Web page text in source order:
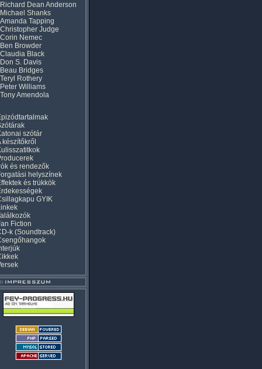
Richard Dean Anderson
Michael Shanks
Amanda Tapping
Christopher Judge
Corin Nemec
Ben Browder
Claudia Black
Don S. Davis
Beau Bridges
Teryl Rothery
Peter Williams
Tony Amendola
szótár
készítőkről
és rendezők
helyszínek
és trükkök
GYIK
Fiction
k (Soundtrack)